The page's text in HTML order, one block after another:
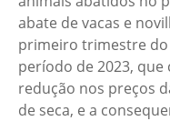
abate de vacas e
primeiro trimestre
período de 2023,
redução nos preços
de seca, e a